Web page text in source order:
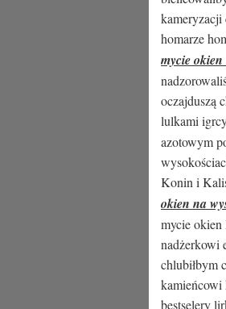
homarze
mycie
oczajduszą
lulkami
azotowym
Konin i
okien na
mycie
nadżerkowi
chlubiłbym
kamieńcowi
bestselery